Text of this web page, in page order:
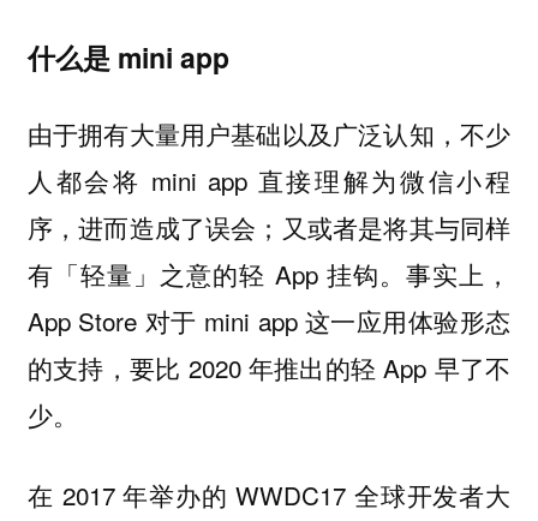
什么是 mini app
由于拥有大量用户基础以及广泛认知，不少
人都会将 mini app 直接理解为微信小程
序，进而造成了误会；又或者是将其与同样
有「轻量」之意的轻 App 挂钩。事实上，
App Store 对于 mini app 这一应用体验形态
的支持，要比 2020 年推出的轻 App 早了不
少。
在 2017 年举办的 WWDC17 全球开发者大